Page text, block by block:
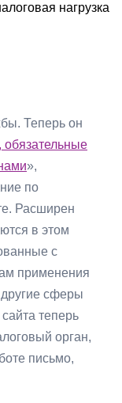
нагрузка
Теперь он
»,
по
Расширен
в этом
с
применения
другие сферы
теперь
орган,
письмо,